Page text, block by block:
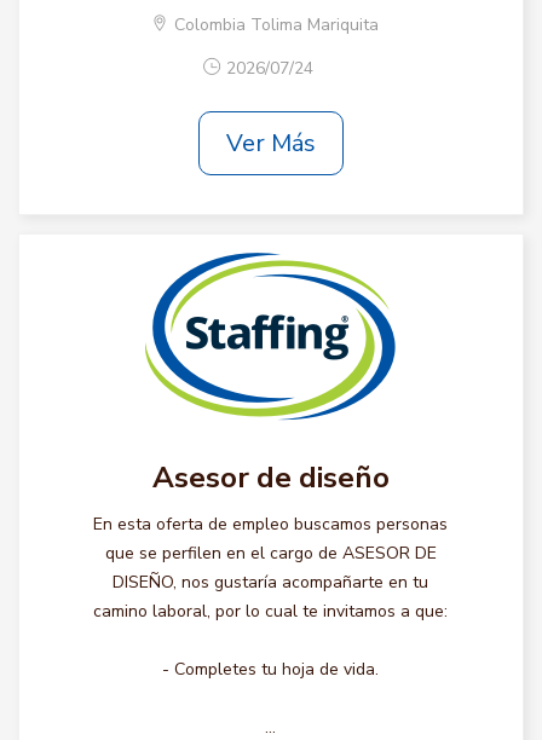
Colombia Tolima Mariquita
2026/07/24
Ver Más
Asesor de diseño
En esta oferta de empleo buscamos personas
que se perfilen en el cargo de ASESOR DE
DISEÑO, nos gustaría acompañarte en tu
camino laboral, por lo cual te invitamos a que:
- Completes tu hoja de vida.
...